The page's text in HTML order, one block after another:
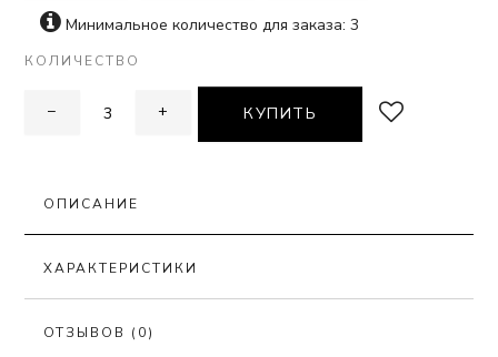
Минимальное количество для заказа: 3
КОЛИЧЕСТВО
− + КУПИТЬ
ОПИСАНИЕ
ХАРАКТЕРИСТИКИ
ОТЗЫВОВ (0)